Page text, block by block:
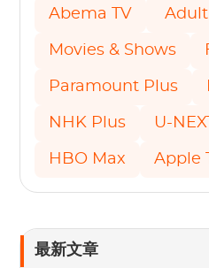
Abema TV Adult
Movies & Shows
Paramount Plus
NHK Plus U-NEXT
HBO Max Apple
最新文章